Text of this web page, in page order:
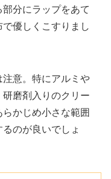
分にラップをあて
優しくこすりまし
意。特にアルミや
磨剤入りのクリー
かじめ小さな範囲
のが良いでしょ